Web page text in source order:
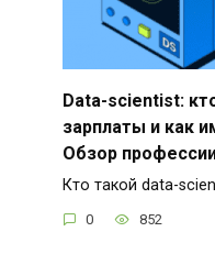
Data-scientist:
зарплаты и как
Обзор
Кто такой data-
0 852